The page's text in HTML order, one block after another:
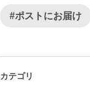
#ポストにお届け
カテゴリ